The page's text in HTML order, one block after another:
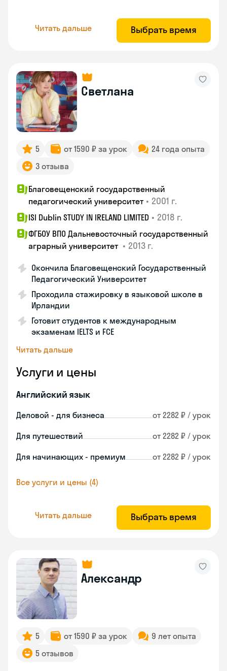
Читать дальше Выбрать время
Светлана
5 от 1590 ₽ за урок
24 года опыта
3 отзыва
Благовещенский государственный
педагогический университет • 2001 г.
ISI Dublin STUDY IN IRELAND LIMITED • 2018 г.
ФГБОУ ВПО Дальневосточный государственный
аграрный университет • 2013 г.
Окончила Благовещенский Государственный
Педагогический Университет
Проходила стажировку в языковой школе в
Ирландии
Готовит студентов к международным
экзаменам IELTS и FCE
Читать дальше
Услуги и цены
Английский язык
Деловой - для бизнеса от 2282 ₽ / урок
Для путешествий от 2282 ₽ / урок
Для начинающих - премиум от 2282 ₽ / урок
Все услуги и цены (4)
Читать дальше Выбрать время
Александр
5 от 1590 ₽ за урок
9 лет опыта
5 отзывов